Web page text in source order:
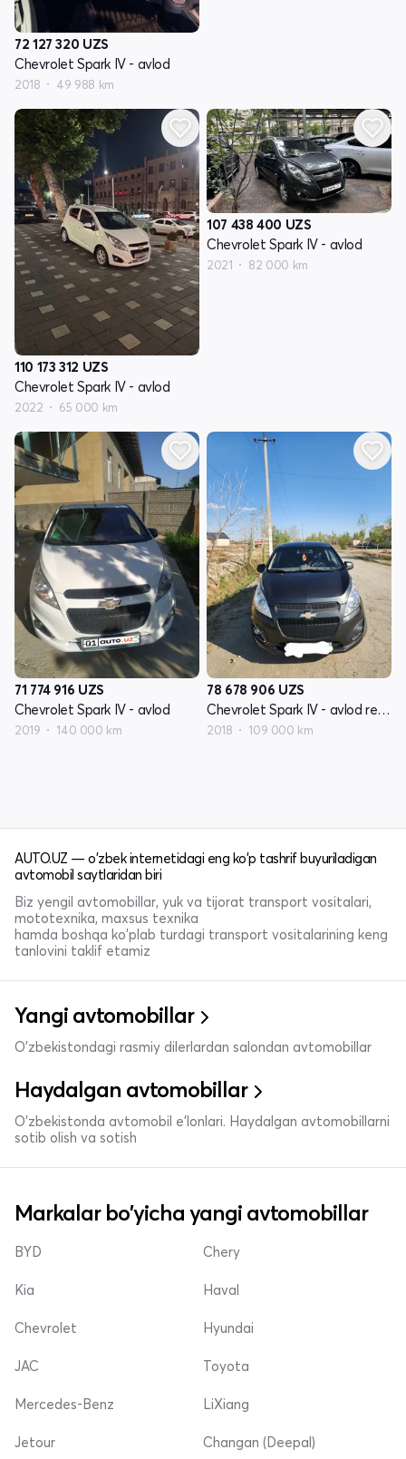
72 127 320 UZS
Chevrolet Spark IV - avlod
2018 49 988 km
110 173 312 UZS
Chevrolet Spark IV - avlod
2022 65 000 km
107 438 400 UZS
Chevrolet Spark IV - avlod
2021 82 000 km
71 774 916 UZS
Chevrolet Spark IV - avlod
2019 140 000 km
78 678 906 UZS
Chevrolet Spark IV - avlod restayling
2018 109 000 km
AUTO.UZ — o'zbek internetidagi eng ko'p tashrif buyuriladigan
avtomobil saytlaridan biri
Biz yengil avtomobillar, yuk va tijorat transport vositalari,
mototexnika, maxsus texnika
hamda boshqa ko'plab turdagi transport vositalarining keng
tanlovini taklif etamiz
Yangi avtomobillar
O'zbekistondagi rasmiy dilerlardan salondan avtomobillar
Haydalgan avtomobillar
O'zbekistonda avtomobil e’lonlari. Haydalgan avtomobillarni
sotib olish va sotish
Markalar bo'yicha yangi avtomobillar
BYD
Kia
Chevrolet
Chery
Haval
Hyundai
JAC
Mercedes-Benz
Jetour
Toyota
LiXiang
Changan (Deepal)